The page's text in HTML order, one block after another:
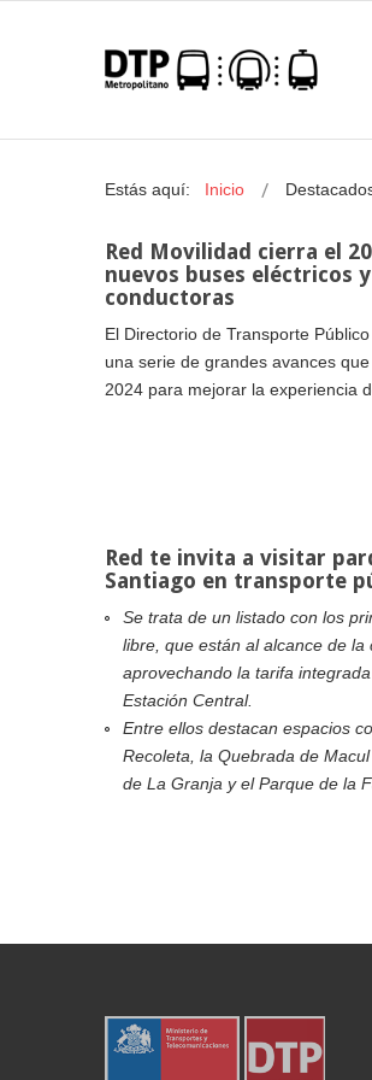
Estás aquí: Inicio
Red Movilidad cierra el
nuevos buses eléctricos
conductoras
El Directorio de Transporte
una serie de grandes avances
2024 para mejorar la experiencia
Red te invita a visitar
Santiago en transporte
Se trata de un listado con los
libre, que están al alcance de la
aprovechando la tarifa
Estación Central.
Entre ellos destacan espacios
Recoleta, la Quebrada de
de La Granja y el Parque de la